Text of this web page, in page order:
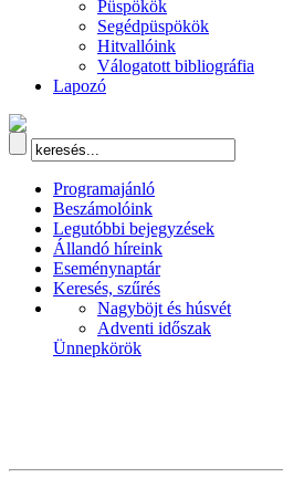
Püspökök
Segédpüspökök
Hitvallóink
Válogatott bibliográfia
Lapozó
Programajánló
Beszámolóink
Legutóbbi bejegyzések
Állandó híreink
Eseménynaptár
Keresés, szűrés
Nagyböjt és húsvét
Adventi időszak
Ünnepkörök